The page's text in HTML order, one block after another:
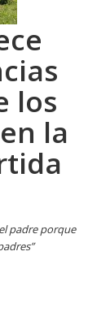
los
la
padre porque